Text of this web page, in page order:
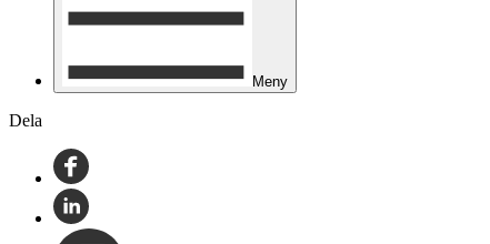
Meny
Dela